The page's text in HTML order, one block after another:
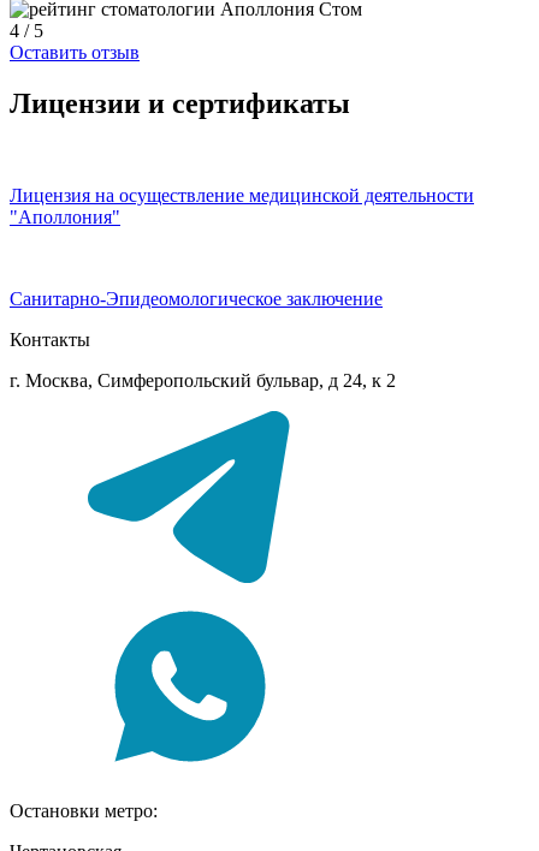
4 / 5
Оставить отзыв
Лицензии и сертификаты
Лицензия на осуществление медицинской деятельности
"Аполлония"
Санитарно-Эпидеомологическое заключение
Контакты
г. Москва, Симферопольский бульвар, д 24, к 2
Остановки метро: